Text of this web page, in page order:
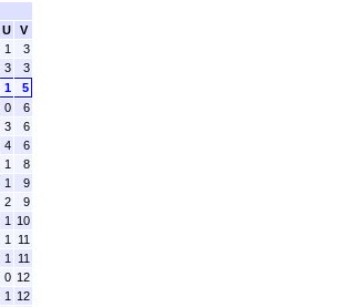
U
V
1
3
3
3
1
5
0
6
3
6
4
6
1
8
1
9
2
9
1
10
1
11
1
11
0 12
1
12